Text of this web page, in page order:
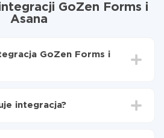
GoZen Forms i
Asana
GoZen Forms i
integracja?